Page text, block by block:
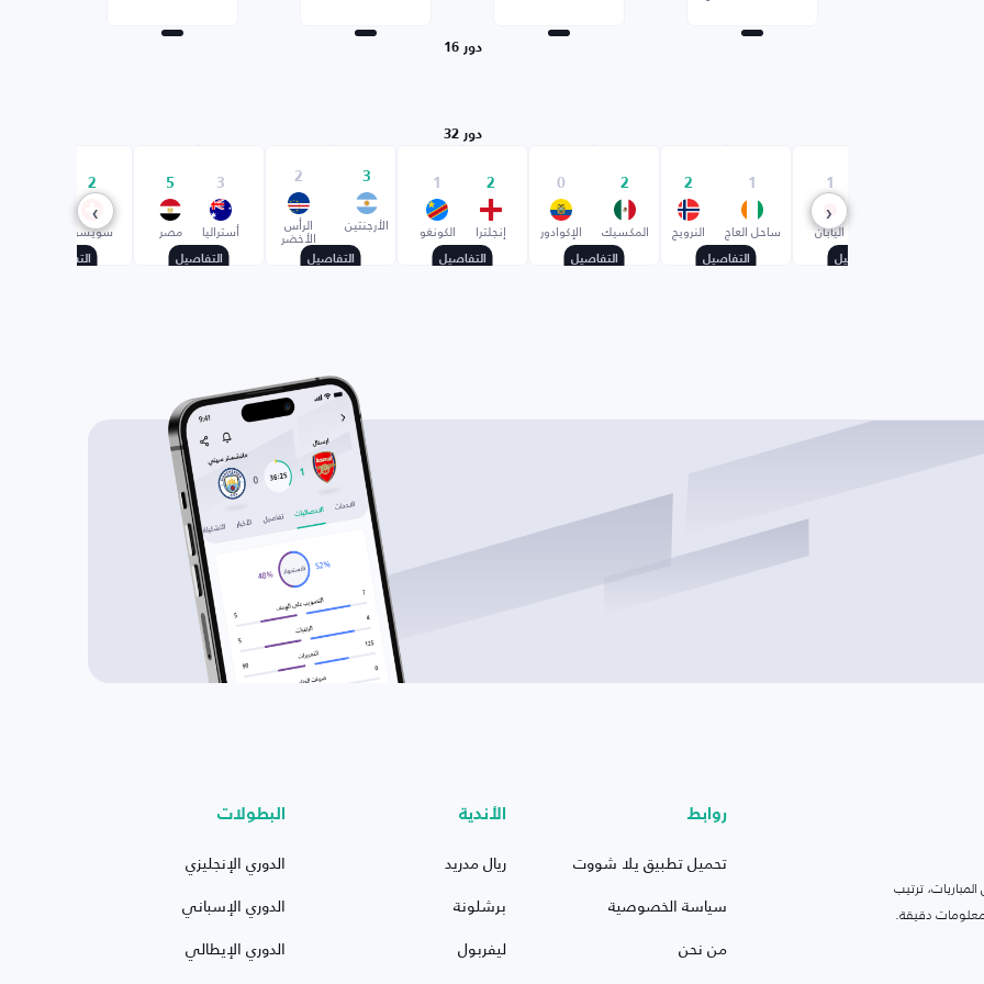
دور 16
دور 32
1
اليابان
التفاصيل
1
ساحل العاج
2
النرويج
التفاصيل
2
المكسيك
0
الإكوادور
التفاصيل
2
إنجلترا
1
الكونغو
التفاصيل
3
الأرجنتين
2
الرأس
الأخضر
التفاصيل
3
أستراليا
5
مصر
التفاصيل
2
سويسرا
التفاصيل
‹
›
ترتيب
دقيقة.
روابط
تحميل تطبيق يلا شووت
سياسة الخصوصية
من نحن
الأندية
ريال مدريد
برشلونة
ليفربول
البطولات
الدوري الإنجليزي
الدوري الإسباني
الدوري الإيطالي